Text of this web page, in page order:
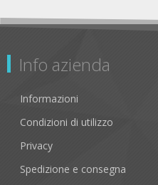
Info azienda
Informazioni
Condizioni di utilizzo
Privacy
Spedizione e consegna